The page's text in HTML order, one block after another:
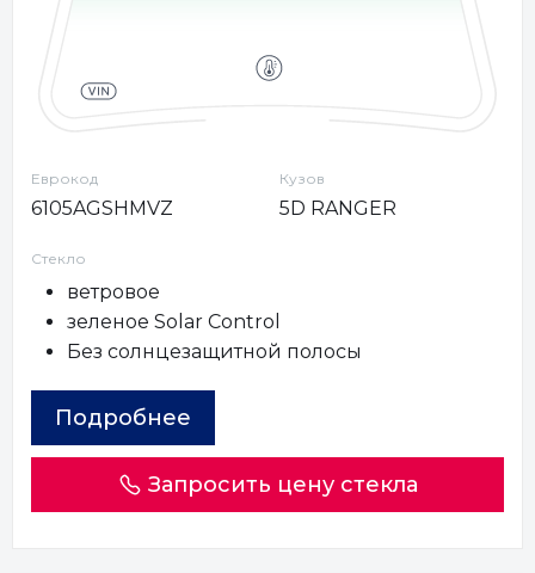
Еврокод
6105AGSHMVZ
Кузов
5D RANGER
Стекло
ветровое
зеленое Solar Control
Без солнцезащитной полосы
Подробнее
Запросить цену стекла